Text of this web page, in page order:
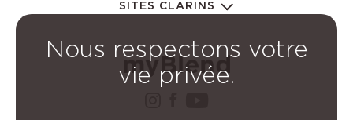
SITES CLARINS
Nous respectons votre
vie privée.